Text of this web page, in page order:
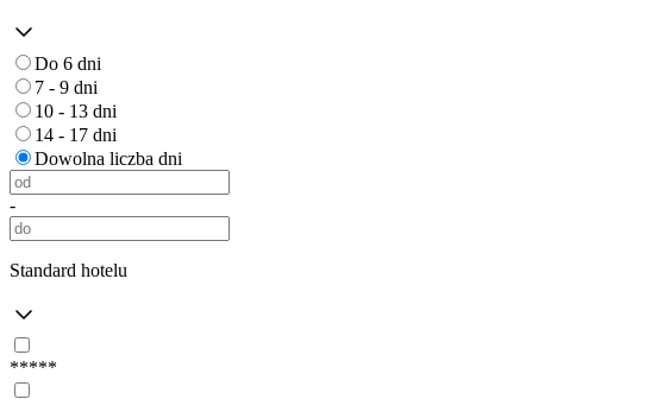
Do 6 dni
7 - 9 dni
10 - 13 dni
14 - 17 dni
Dowolna liczba dni
-
Standard hotelu
*****